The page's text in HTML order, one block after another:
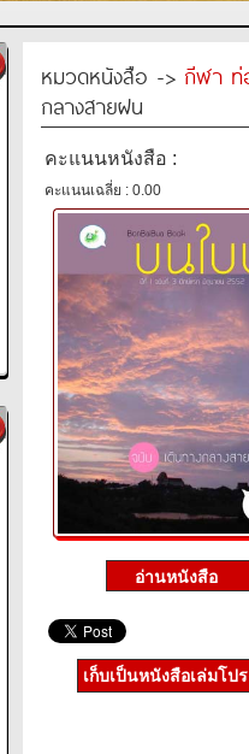
หมวดหนังสือ -> กีฬา ท่
กลางสายฝน
คะแนนหนังสือ :
คะแนนเฉลี่ย : 0.00
เก็บเป็นหนังสือเล่มโป